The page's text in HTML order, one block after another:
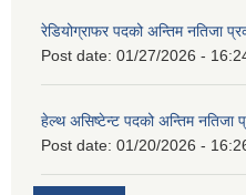
रेडियोग्राफर पदको अन्तिम नतिजा
Post date: 01/27/2026 -
हेल्थ असिष्टेन्ट पदको अन्तिम नतिजा
Post date: 01/20/2026 -